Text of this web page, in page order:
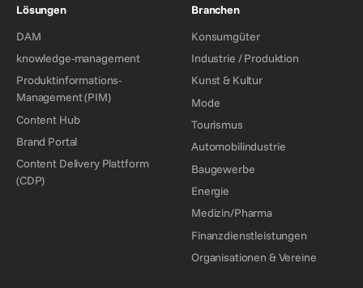
Lösungen
DAM
knowledge-management
Produktinformations-
Management (PIM)
Content Hub
Brand Portal
Content Delivery Plattform
(CDP)
Branchen
Konsumgüter
Industrie / Produktion
Kunst & Kultur
Mode
Tourismus
Automobilindustrie
Baugewerbe
Energie
Medizin/Pharma
Finanzdienstleistungen
Organisationen & Vereine